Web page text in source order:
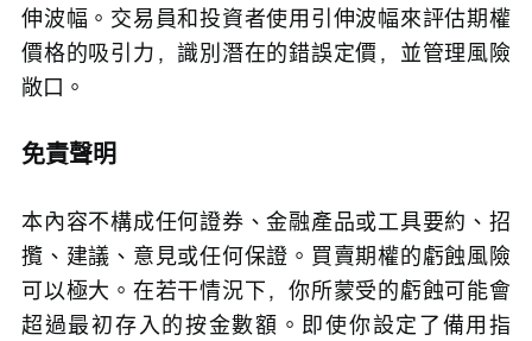
伸波幅。交易員和投資者使用引伸波幅來評估期權
價格的吸引力，識別潛在的錯誤定價，並管理風險
敞口。
免責聲明
本內容不構成任何證券、金融產品或工具要約、招
攬、建議、意見或任何保證。買賣期權的虧蝕風險
可以極大。在若干情況下，你所蒙受的虧蝕可能會
超過最初存入的按金數額。即使你設定了備用指